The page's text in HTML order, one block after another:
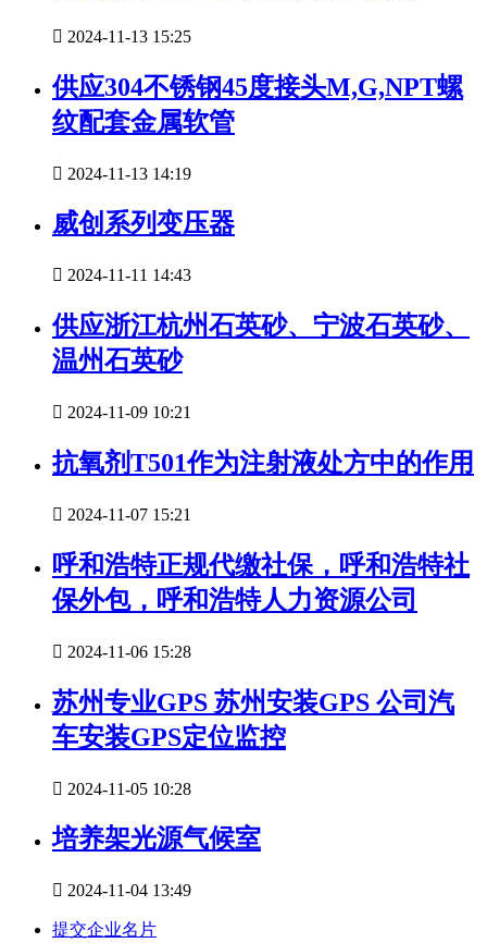
 2024-11-13 15:25
供应304不锈钢45度接头M,G,NPT螺
纹配套金属软管
 2024-11-13 14:19
威创系列变压器
 2024-11-11 14:43
供应浙江杭州石英砂、宁波石英砂、
温州石英砂
 2024-11-09 10:21
抗氧剂T501作为注射液处方中的作用
 2024-11-07 15:21
呼和浩特正规代缴社保，呼和浩特社
保外包，呼和浩特人力资源公司
 2024-11-06 15:28
苏州专业GPS 苏州安装GPS 公司汽
车安装GPS定位监控
 2024-11-05 10:28
培养架光源气候室
 2024-11-04 13:49
提交企业名片